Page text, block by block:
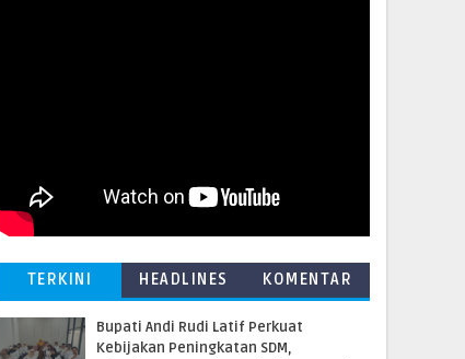
TERKINI HEADLINES KOMENTAR
Bupati Andi Rudi Latif Perkuat
Kebijakan Peningkatan SDM,